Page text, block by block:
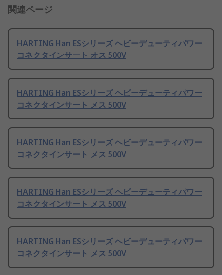
関連ページ
HARTING Han ESシリーズ ヘビーデューティパワー
コネクタインサート オス 500V
HARTING Han ESシリーズ ヘビーデューティパワー
コネクタインサート メス 500V
HARTING Han ESシリーズ ヘビーデューティパワー
コネクタインサート メス 500V
HARTING Han ESシリーズ ヘビーデューティパワー
コネクタインサート メス 500V
HARTING Han ESシリーズ ヘビーデューティパワー
コネクタインサート メス 500V